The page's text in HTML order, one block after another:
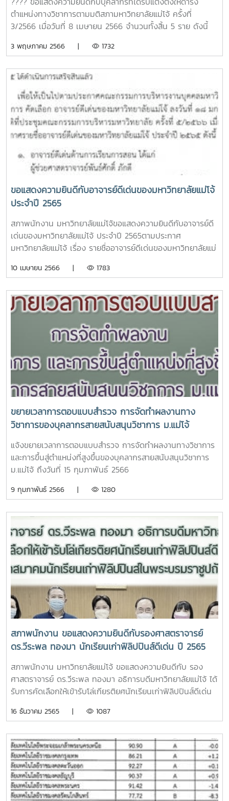
ตำแหน่งทางวิชาการตามมติสภามหาวิทยาลัยแม่โจ้ ครั้งที่
3/2566 เมื่อวันที่ 8 เมษายน 2566 จำนวนทั้งสิ้น 5 ราย ดังนี้
ดร.ฑีฆา โยธาภักดี สังกัดมหาวิทยาลัยแม่โจ้-แพร่
ช่วยศาสตราจารย์กริ่งกาญจน์ เจริญกุล สังกัดคณะสารสนเทศ
และการสื่อสาร 2) ผู้ช่วยศาสตราจารย์กมลเทพ มีคำ สังกัดคณะ
วิทยาศาสตร์ 3) ผู้ช่วยศาสตราจารย์ ดร.บุรัสกร นันทดิลก สังกัด
คณะวิทยาศาสตร์ 4) ผู้ช่วยศาสตราจารย์ ดร.เพ็ญนภา จักรสม
ศักดิ์ สังกัดคณะผลิตกรรมการเกษตร
3 พฤษภาคม 2566 | 1732
ขอแสดงความยินดีกับอาจารย์ดีเด่นของมหาวิทยาลัยแม่โจ้
ประจำปี 2565
สภาพนักงาน มหาวิทยาลัยแม่โจ้ขอแสดงความยินดีกับอาจารย์ดี
เด่นของมหาวิทยาลัยแม่โจ้ ประจำปี 2565ตามประกาศ
มหาวิทยาลัยแม่โจ้ เรื่อง รายชื่ออาจารย์ดีเด่นของมหาวิทยาลัยแม่
ด้านการเรียนการสอน ได้แก่ผู้ช่วยศาสตราจารย์พันธ์ศักดิ์ ภักดี
อาจารย์ดีเด่นด้านการวิจัยและนวัตกรรมได้แก่รองศาสตราจารย์
ดร.วีรนันท์ ไชยมณีสังกัดมหาวิทยาลัยแม่โจ้-แพร่
เฉลิมพระเกียรติ3. อาจารย์ดีเด่นด้านบริการวิชาการได้แก่รอง
ศาสตราจารย์ ดร.นัฐพร ไชยญาติสังกัดวิทยาลัยพลังงานทดแทน
10 เมษายน 2566 | 1783
ขยายเวลาการตอบแบบสำรวจ การจัดทำผลงานทาง
วิชาการของบุคลากรสายสนับสนุนวิชาการ ม.แม่โจ้
แจ้งขยายเวลาการตอบแบบสำรวจ การจัดทำผลงานทางวิชาการ
และการขึ้นสู่ตำแหน่งที่สูงขึ้นของบุคลากรสายสนับสนุนวิชาการ
ม.แม่โจ้ ถึงวันที่ 15 กุมภาพันธ์ 2566
9 กุมภาพันธ์ 2566 | 1280
สภาพนักงาน ขอแสดงความยินดีกับรองศาสตราจารย์
ดร.วีระพล ทองมา นักเรียนเก่าฟิลิปปินส์ดีเด่น ปี 2565
สภาพนักงาน มหาวิทยาลัยแม่โจ้ ขอแสดงความยินดีกับ รอง
ศาสตราจารย์ ดร.วีระพล ทองมา อธิการบดีมหาวิทยาลัยแม่โจ้ ได้
รับการคัดเลือกให้เข้ารับโล่เกียรติยศนักเรียนเก่าฟิลิปปินส์ดีเด่น
ทั้งนี้ จะเดินทางเข้ารับรางวัลดังกล่าว ในงาน Sampaguita Day
กองทัพบก ถนนวิภาวดี กรุงเทพมหานคร
16 ธันวาคม 2565 | 1087